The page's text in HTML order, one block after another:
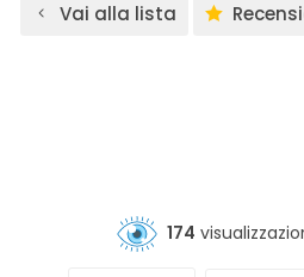
Vai alla lista
174